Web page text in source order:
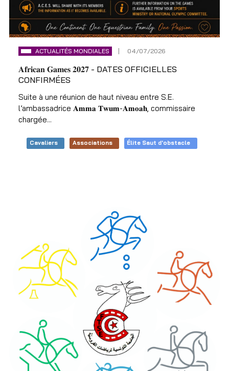
ACTUALITÉS MONDIALES 04/07/2026
𝐀𝐟𝐫𝐢𝐜𝐚𝐧 𝐆𝐚𝐦𝐞𝐬 𝟐𝟎𝟐𝟕 - DATES OFFICIELLES
CONFIRMÉES
Suite à une réunion de haut niveau entre S.E.
l’ambassadrice 𝐀𝐦𝐦𝐚 𝐓𝐰𝐮𝐦-𝐀𝐦𝐨𝐚𝐡, commissaire
chargée...
Cavaliers Associations Élite Saut d'obstacle